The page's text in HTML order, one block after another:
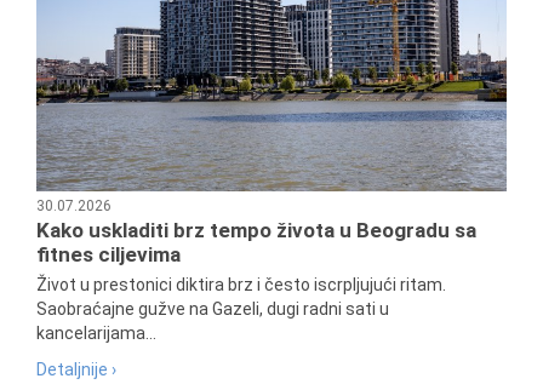
30.07.2026
Kako uskladiti brz tempo života u Beogradu sa
fitnes ciljevima
Život u prestonici diktira brz i često iscrpljujući ritam.
Saobraćajne gužve na Gazeli, dugi radni sati u
kancelarijama...
Detaljnije ›